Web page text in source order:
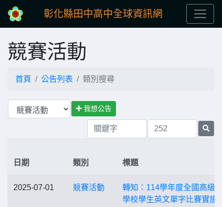
彰化縣田中高中全球資訊網
競賽活動
首頁 公告列表 類別搜尋
我想公告
日期 類別 標題
2025-07-01 競賽活動
轉知：114學年度全國高級
學校學生英文單字比賽實施